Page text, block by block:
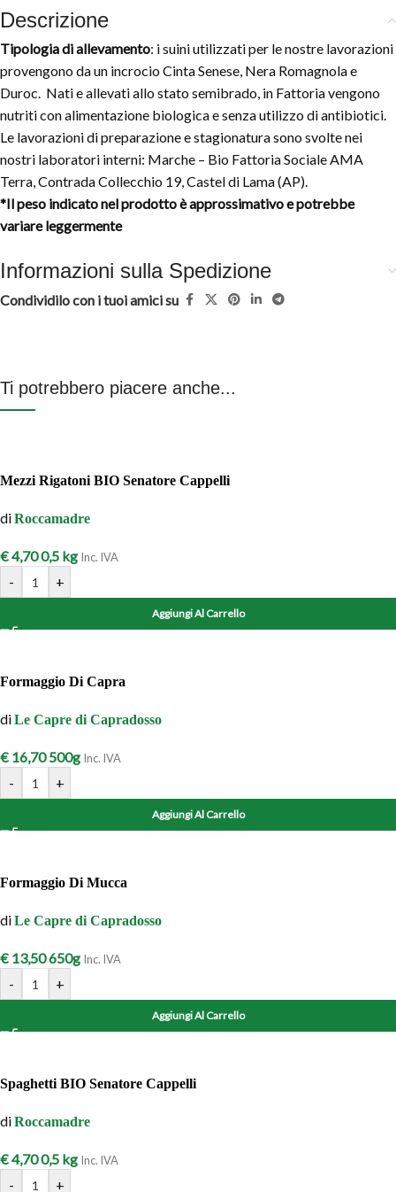
Descrizione
Tipologia di allevamento: i suini utilizzati per le nostre lavorazioni
provengono da un incrocio Cinta Senese, Nera Romagnola e
Duroc. Nati e allevati allo stato semibrado, in Fattoria vengono
nutriti con alimentazione biologica e senza utilizzo di antibiotici.
Le lavorazioni di preparazione e stagionatura sono svolte nei
nostri laboratori interni: Marche – Bio Fattoria Sociale AMA
Terra, Contrada Collecchio 19, Castel di Lama (AP).
*Il peso indicato nel prodotto è approssimativo e potrebbe
variare leggermente
Informazioni sulla Spedizione
Condividilo con i tuoi amici su
Ti potrebbero piacere anche...
Mezzi Rigatoni BIO Senatore Cappelli
diRoccamadre
€4,700,5 kg Inc. IVA
- +
Aggiungi Al Carrello
Formaggio Di Capra
diLe Capre di Capradosso
€ 16,70500g Inc. IVA
- +
Aggiungi Al Carrello
Formaggio Di Mucca
diLe Capre di Capradosso
€ 13,50650g Inc. IVA
- +
Aggiungi Al Carrello
Spaghetti BIO Senatore Cappelli
diRoccamadre
€4,700,5 kg Inc. IVA
- +